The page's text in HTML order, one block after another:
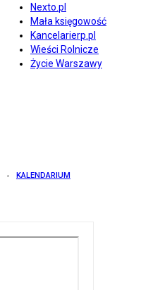
Nexto.pl
Mała księgowość
Kancelarierp.pl
Wieści Rolnicze
Życie Warszawy
KALENDARIUM